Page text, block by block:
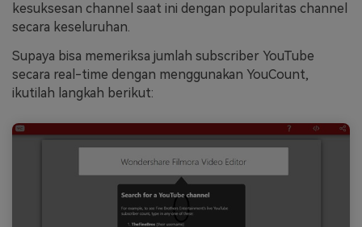
kesuksesan channel saat ini dengan popularitas channel
secara keseluruhan.
Supaya bisa memeriksa jumlah subscriber YouTube
secara real-time dengan menggunakan YouCount,
ikutilah langkah berikut: